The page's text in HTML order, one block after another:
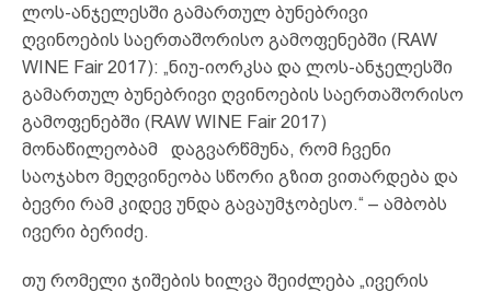
ლოს-ანჯელესში გამართულ ბუნებრივი
ღვინოების საერთაშორისო გამოფენებში (RAW
WINE Fair 2017): „ნიუ-იორკსა და ლოს-ანჯელესში
გამართულ ბუნებრივი ღვინოების საერთაშორისო
გამოფენებში (RAW WINE Fair 2017)
მონაწილეობამ დაგვარწმუნა, რომ ჩვენი
საოჯახო მეღვინეობა სწორი გზით ვითარდება და
ბევრი რამ კიდევ უნდა გავაუმჯობესო.“ – ამბობს
ივერი ბერიძე.
თუ რომელი ჯიშების ხილვა შეიძლება „ივერის